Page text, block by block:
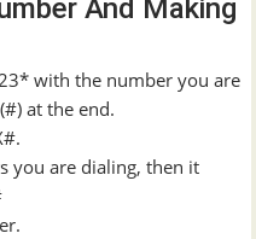
And Making
with the number you are
at the end.
you are dialing, then it